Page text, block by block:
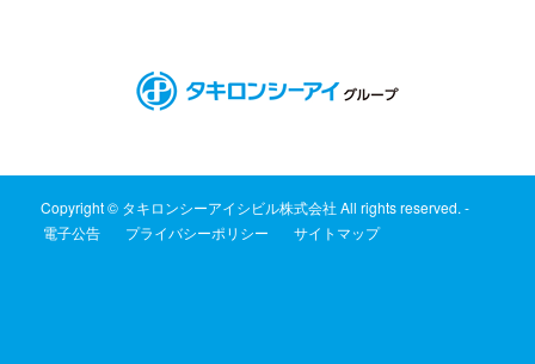
Copyright © タキロンシーアイシビル株式会社 All rights reserved. -
電子公告
プライバシーポリシー サイトマップ